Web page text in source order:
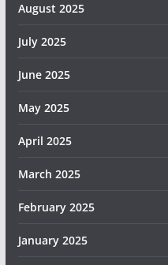
August 2025
July 2025
June 2025
May 2025
April 2025
March 2025
February 2025
January 2025